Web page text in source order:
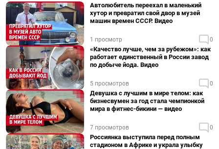
Автолюбитель переехал в маленький
хутор и превратил свой двор в музей
машин времен СССР. Видео
1 просмотр 0
«Качество лучше, чем за рубежом»: как
работает единственный в России завод
по добыче йода. Видео
5 просмотров 0
Девушка с лучшим в мире телом: как
бизнесвумен за год стала чемпионкой
мира в фитнес-бикини — видео
7 просмотров 0
Россиянка выступила перед полным
стадионом в Африке и украла улыбку